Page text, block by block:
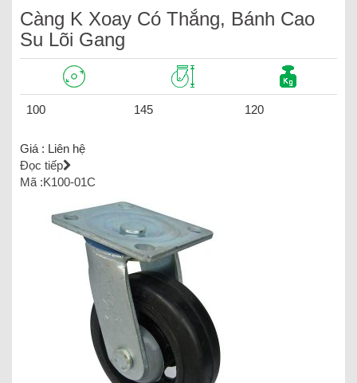
Càng K Xoay Có Thắng, Bánh Cao
Su Lõi Gang
100 145 120
Giá : Liên hệ
Đọc tiếp
Mã :K100-01C